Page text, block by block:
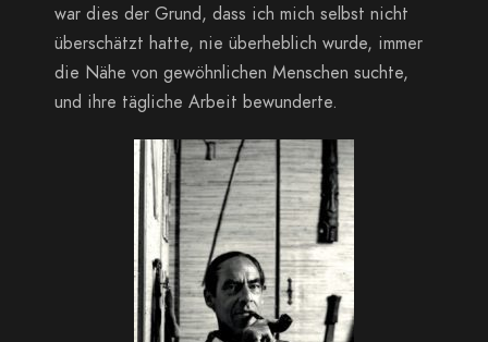
war dies der Grund, dass ich mich selbst nicht
überschätzt hatte, nie überheblich wurde, immer
die Nähe von gewöhnlichen Menschen suchte,
und ihre tägliche Arbeit bewunderte.